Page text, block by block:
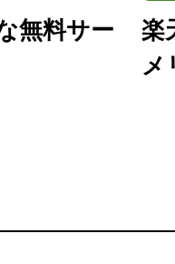
分けの 【